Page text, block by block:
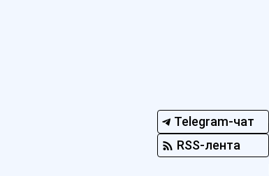
Telegram-чат
RSS-лента